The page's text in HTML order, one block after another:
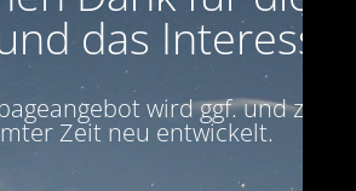
das Interesse!
wird ggf. und zu
Zeit neu entwickelt.